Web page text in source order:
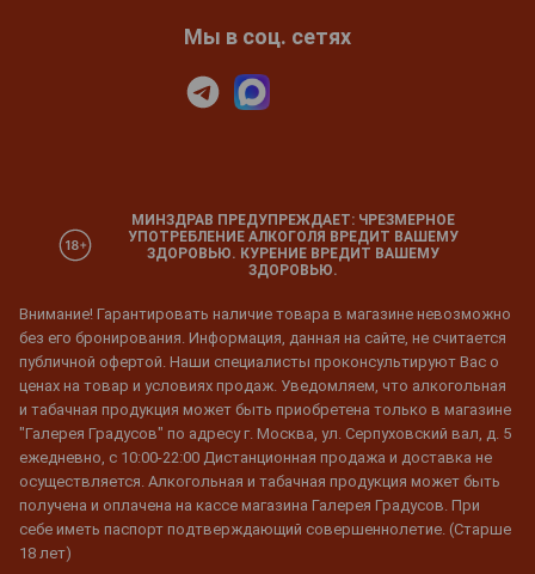
Мы в соц. сетях
МИНЗДРАВ ПРЕДУПРЕЖДАЕТ: ЧРЕЗМЕРНОЕ
УПОТРЕБЛЕНИЕ АЛКОГОЛЯ ВРЕДИТ ВАШЕМУ
ЗДОРОВЬЮ. КУРЕНИЕ ВРЕДИТ ВАШЕМУ
ЗДОРОВЬЮ.
Внимание! Гарантировать наличие товара в магазине невозможно
без его бронирования. Информация, данная на сайте, не считается
публичной офертой. Наши специалисты проконсультируют Вас о
ценах на товар и условиях продаж. Уведомляем, что алкогольная
и табачная продукция может быть приобретена только в магазине
"Галерея Градусов" по адресу г. Москва, ул. Серпуховский вал, д. 5
ежедневно, с 10:00-22:00 Дистанционная продажа и доставка не
осуществляется. Алкогольная и табачная продукция может быть
получена и оплачена на кассе магазина Галерея Градусов. При
себе иметь паспорт подтверждающий совершеннолетие. (Старше
18 лет)